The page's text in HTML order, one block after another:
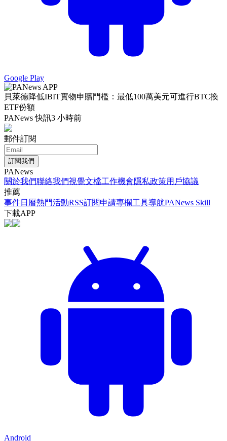
Google Play
貝萊德降低IBIT實物申贖門檻：最低100萬美元可進行BTC換
ETF份額
PANews 快訊3 小時前
郵件訂閱
訂閱我們
PANews
關於我們聯絡我們視覺文檔工作機會隱私政策用戶協議
推薦
事件日曆熱門活動RSS訂閱申請專欄工具導航PANews Skill
下載APP
Android